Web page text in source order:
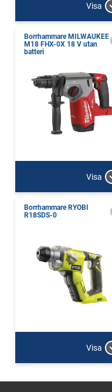
Visa
Borrhammare MILWAUKEE
M18 FHX-0X 18 V utan
batteri
Visa
Borrhammare RYOBI
R18SDS-0
Visa